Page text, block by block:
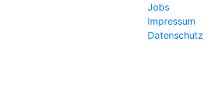
Jobs
Impressum
Datenschutz
GmbH